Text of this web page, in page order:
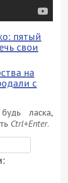
пятый
свои
на
с
ласка,
Ctrl+Enter.